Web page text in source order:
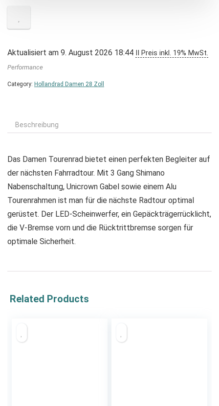
Aktualisiert am 9. August 2026 18:44 II Preis inkl. 19% MwSt.
Performance
Category: Hollandrad Damen 28 Zoll
Beschreibung
Das Damen Tourenrad bietet einen perfekten Begleiter auf
der nächsten Fahrradtour. Mit 3 Gang Shimano
Nabenschaltung, Unicrown Gabel sowie einem Alu
Tourenrahmen ist man für die nächste Radtour optimal
gerüstet. Der LED-Scheinwerfer, ein Gepäckträgerrücklicht,
die V-Bremse vorn und die Rücktrittbremse sorgen für
optimale Sicherheit.
Related Products